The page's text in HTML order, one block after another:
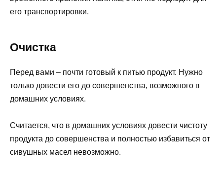
его транспортировки.
Очистка
Перед вами – почти готовый к питью продукт. Нужно
только довести его до совершенства, возможного в
домашних условиях.
Считается, что в домашних условиях довести чистоту
продукта до совершенства и полностью избавиться от
сивушных масел невозможно.